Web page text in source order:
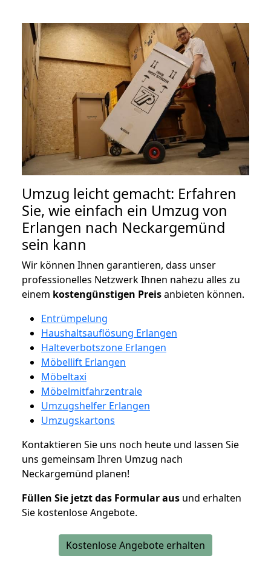
Umzug leicht gemacht: Erfahren
Sie, wie einfach ein Umzug von
Erlangen nach Neckargemünd
sein kann
Wir können Ihnen garantieren, dass unser
professionelles Netzwerk Ihnen nahezu alles zu
einem kostengünstigen Preisanbieten können.
Entrümpelung
Haushaltsauflösung Erlangen
Halteverbotszone Erlangen
Möbellift Erlangen
Möbeltaxi
Möbelmitfahrzentrale
Umzugshelfer Erlangen
Umzugskartons
Kontaktieren Sie uns noch heute und lassen Sie
uns gemeinsam Ihren Umzug nach
Neckargemünd planen!
Füllen Sie jetzt das Formular aus und erhalten
Sie kostenlose Angebote.
Kostenlose Angebote erhalten